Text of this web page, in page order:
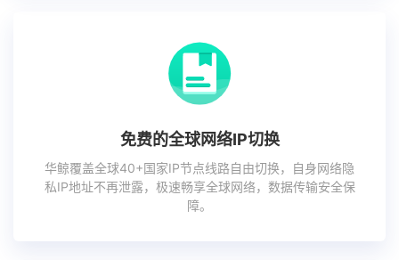
免费的全球网络IP切换
华鲸覆盖全球40+国家IP节点线路自由切换，自身网络隐
私IP地址不再泄露，极速畅享全球网络，数据传输安全保
障。